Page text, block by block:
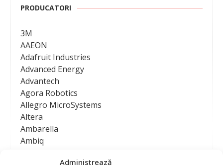
Administrează
PRODUCATORI
3M
AAEON
Adafruit Industries
Advanced Energy
Advantech
Agora Robotics
Allegro MicroSystems
Altera
Ambarella
Ambiq